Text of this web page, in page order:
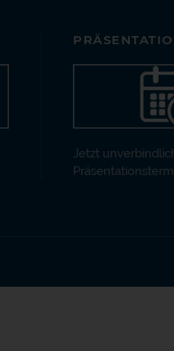
Jetzt